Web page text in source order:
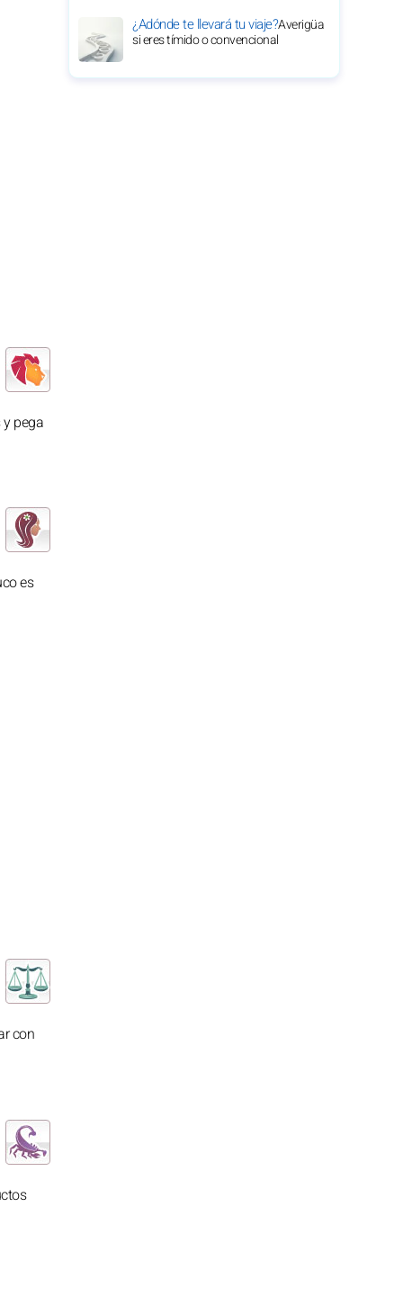
pega
es
con
¿Adónde te llevará tu viaje?Averigüa
si eres tímido o convencional